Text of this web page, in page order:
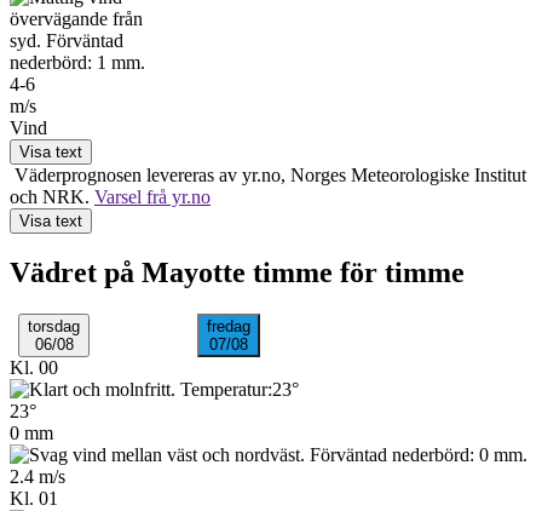
4-6
m/s
Vind
Visa text
Väderprognosen levereras av yr.no, Norges Meteo­rologiske Institut
och NRK. Varsel frå yr.no
Visa text
Vädret på Mayotte timme för timme
torsdag
06/08
fredag
07/08
Kl. 00
23°
0 mm
2.4 m/s
Kl. 01